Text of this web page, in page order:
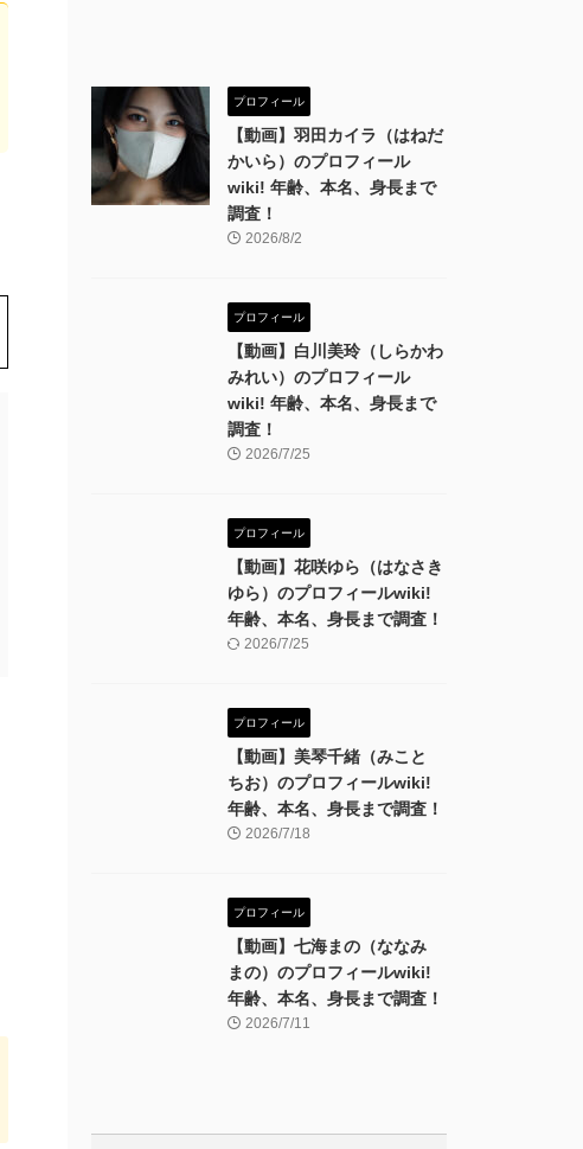
プロフィール
【動画】羽田カイラ（はねだ
かいら）のプロフィール
wiki! 年齢、本名、身長まで
調査！
2026/8/2
プロフィール
【動画】白川美玲（しらかわ
みれい）のプロフィール
wiki! 年齢、本名、身長まで
調査！
2026/7/25
プロフィール
【動画】花咲ゆら（はなさき
ゆら）のプロフィールwiki!
年齢、本名、身長まで調査！
2026/7/25
プロフィール
【動画】美琴千緒（みこと
ちお）のプロフィールwiki!
年齢、本名、身長まで調査！
2026/7/18
プロフィール
【動画】七海まの（ななみ
まの）のプロフィールwiki!
年齢、本名、身長まで調査！
2026/7/11